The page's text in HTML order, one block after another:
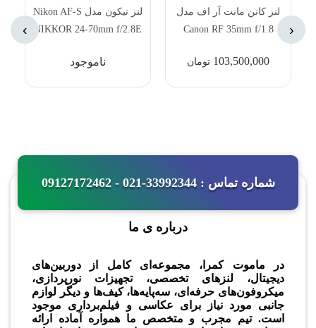
لنز کانن مانت آر اف مدل
Canon RF 35mm f/1.8
103,500,000 تومان
لنز نیکون مدل Nikon AF-S
NIKKOR 24-70mm f/2.8E
ناموجود
‹
›
شماره تماس : 33992344-021 - 09127172462
درباره ی ما
در ماموت کمرا، مجموعه‌ای کامل از دوربین‌های
دیجیتال، لنزهای تخصصی، تجهیزات نورپردازی،
میکروفون‌های حرفه‌ای، سه‌پایه‌ها، کیف‌ها و دیگر لوازم
جانبی مورد نیاز برای عکاسی و فیلم‌برداری موجود
است. تیم مجرب و متخصص ما همواره آماده ارائه